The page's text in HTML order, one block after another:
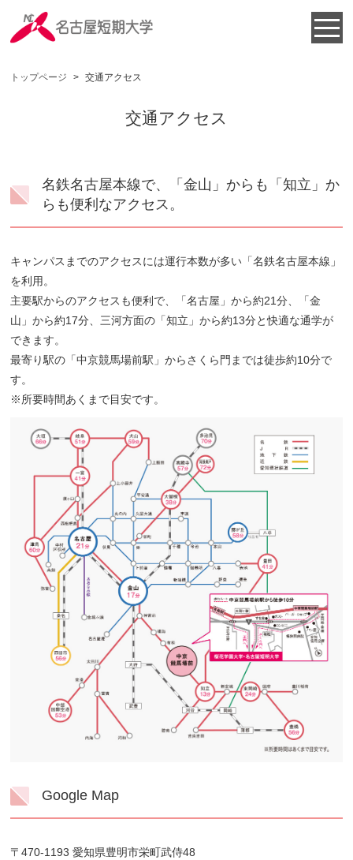
トップページ > 交通アクセス
交通アクセス
名鉄名古屋本線で、「金山」からも「知立」か
らも便利なアクセス。
キャンパスまでのアクセスには運行本数が多い「名鉄名古屋本線」
を利用。
主要駅からのアクセスも便利で、「名古屋」から約21分、「金
山」から約17分、三河方面の「知立」から約13分と快適な通学が
できます。
最寄り駅の「中京競馬場前駅」からさくら門までは徒歩約10分で
す。
※所要時間あくまで目安です。
Google Map
〒470-1193 愛知県豊明市栄町武侍48